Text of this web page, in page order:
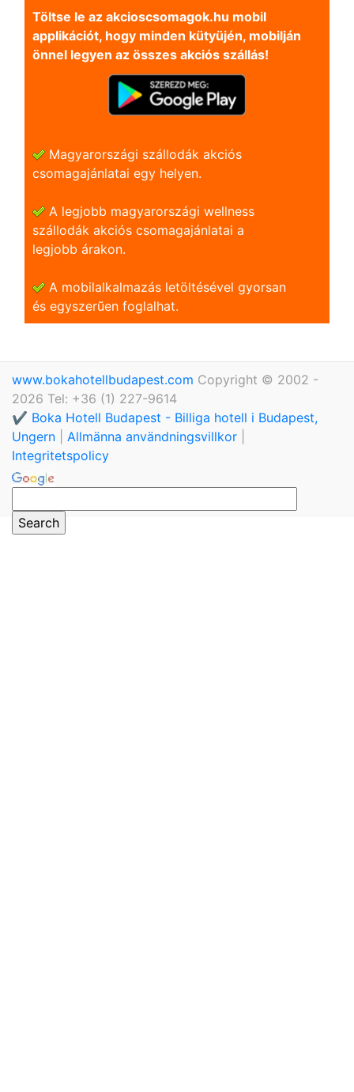
Töltse le az akcioscsomagok.hu mobil
applikációt, hogy minden kütyüjén, mobilján
önnel legyen az összes akciós szállás!
Magyarországi szállodák akciós
csomagajánlatai egy helyen.
A legjobb magyarországi wellness
szállodák akciós csomagajánlatai a
legjobb árakon.
A mobilalkalmazás letöltésével gyorsan
és egyszerũen foglalhat.
www.bokahotellbudapest.com Copyright © 2002 -
2026 Tel: +36 (1) 227-9614
✔️ Boka Hotell Budapest - Billiga hotell i Budapest,
Ungern
Allmänna användningsvillkor
Integritetspolicy